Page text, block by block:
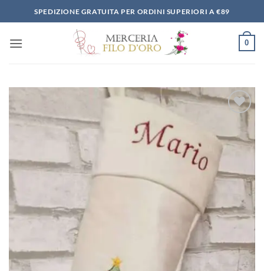
ai
SPEDIZIONE GRATUITA PER ORDINI SUPERIORI A €89
0
Aggiungi
alla lista
dei
desideri